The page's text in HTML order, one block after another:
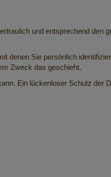
und entsprechend den
denen Sie persönlich
Zweck das geschieht.
Ein lückenloser Schutz der